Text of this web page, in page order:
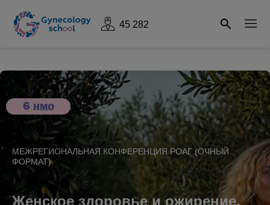
45 282
МЕЖРЕГИОНАЛЬНАЯ КОНФЕРЕНЦИЯ РОАГ (ОЧНЫЙ
ФОРМАТ)
6 НМО
Женское здоровье и ожирение,